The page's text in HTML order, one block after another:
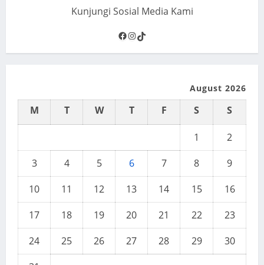
Kunjungi Sosial Media Kami
Facebook
Instagram
TikTok
August 2026
M T W T F S S
1
2
3
4 5 6 7 8
9
10
11 12 13 14 15
16
17
18 19 20 21 22
23
24
25 26 27 28 29
30